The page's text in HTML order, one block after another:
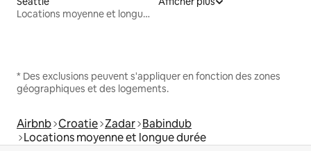
Locations moyenne et longue durée
* Des exclusions peuvent s'appliquer en fonction des zones
géographiques et des logements.
Airbnb Croatie Zadar Babindub
Locations moyenne et longue durée